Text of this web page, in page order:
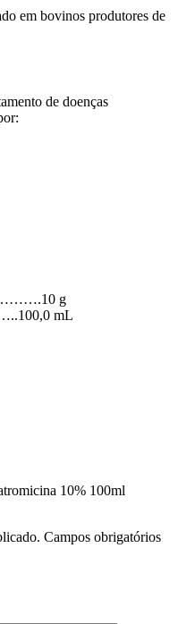
em bovinos produtores de
de doenças
g
mL
10% 100ml
Campos obrigatórios